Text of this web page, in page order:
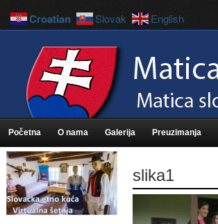
Početna O nama Galerija Preuzimanja
slika1
Croatian Slovak English